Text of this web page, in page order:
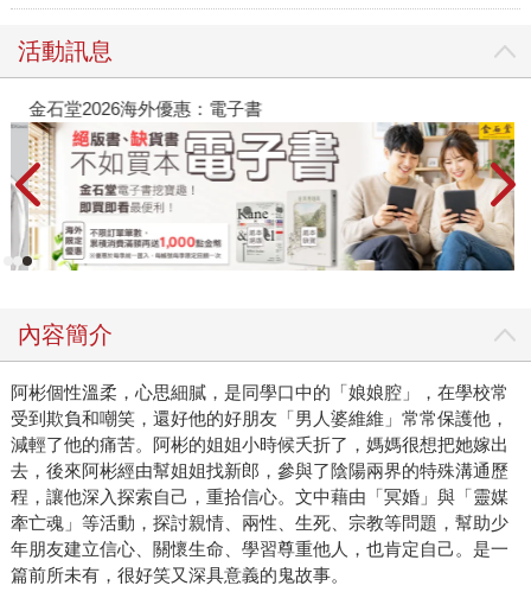
活動訊息
金石堂2026海外優惠：電子書
內容簡介
阿彬個性溫柔，心思細膩，是同學口中的「娘娘腔」，在學校常
受到欺負和嘲笑，還好他的好朋友「男人婆維維」常常保護他，
減輕了他的痛苦。阿彬的姐姐小時候夭折了，媽媽很想把她嫁出
去，後來阿彬經由幫姐姐找新郎，參與了陰陽兩界的特殊溝通歷
程，讓他深入探索自己，重拾信心。文中藉由「冥婚」與「靈媒
牽亡魂」等活動，探討親情、兩性、生死、宗教等問題，幫助少
年朋友建立信心、關懷生命、學習尊重他人，也肯定自己。是一
篇前所未有，很好笑又深具意義的鬼故事。